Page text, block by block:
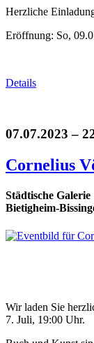
Herzliche
Eröffnung: So,
Details
07.07.2023 –
Cornelius
Städtische Galerie
Bietigheim-
Wir laden Sie
7. Juli, 19:00 Uhr.